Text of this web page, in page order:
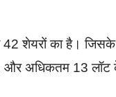
शेयरों का है। जिसके
और अधिकतम 13 लॉट